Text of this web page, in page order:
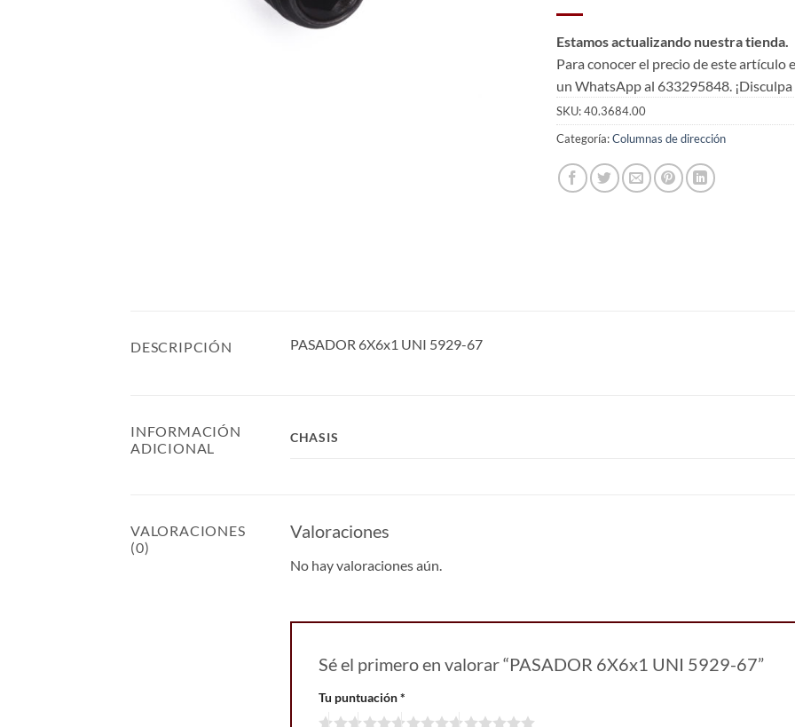
Estamos actualizando nuestra tienda.
Para conocer el precio de este artículo
un WhatsApp al 633295848.
SKU:40.3684.00
Categoría:Columnas de dirección
DESCRIPCIÓN PASADOR 6X6x1 UNI 5929-67
INFORMACIÓN
ADICIONAL
CHASIS
VALORACIONES
(0)
Valoraciones
No hay valoraciones aún.
Sé el primero en valorar “PASADOR 6X6x1 UNI 5929-67”
Tu puntuación*